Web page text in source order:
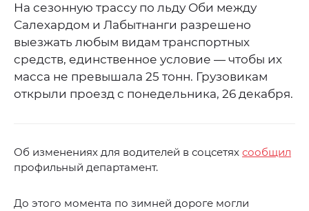
На сезонную трассу по льду Оби между
Салехардом и Лабытнанги разрешено
выезжать любым видам транспортных
средств, единственное условие — чтобы их
масса не превышала 25 тонн. Грузовикам
открыли проезд с понедельника, 26 декабря.
Об изменениях для водителей в соцсетях сообщил
профильный департамент.
До этого момента по зимней дороге могли